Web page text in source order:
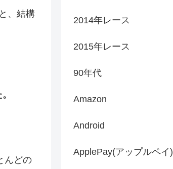
、結構
んどの
2014年レース
2015年レース
90年代
Amazon
Android
ApplePay(アップルペイ)